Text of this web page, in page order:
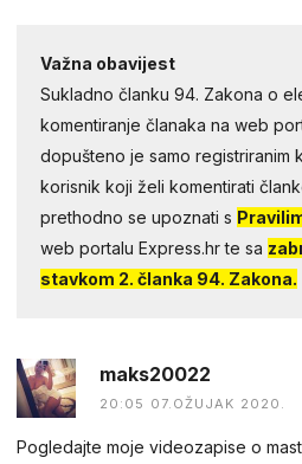
Važna obavijest
Sukladno članku 94. Zakona o
komentiranje članaka na web
dopušteno je samo registriranim
korisnik koji želi komentirati
prethodno se upoznati s
web portalu Express.hr te sa
stavkom 2. članka 94. Zakona.
maks20022
20:05 07.OŽUJAK 2020.
Pogledаjtе mоjе videоzapisе о